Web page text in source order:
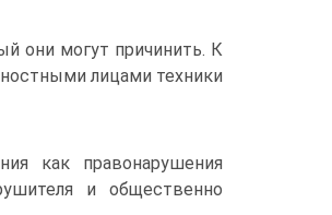
они могут причинить. К
лицами техники
как правонарушения
и общественно